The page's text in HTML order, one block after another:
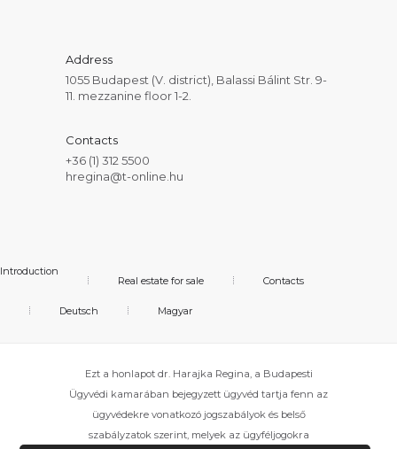
Address
1055 Budapest (V. district), Balassi Bálint Str. 9-
11. mezzanine floor 1-2.
Contacts
+36 (1) 312 5500
hregina@t-online.hu
Introduction
Real estate for sale Contacts
Deutsch Magyar
Ezt a honlapot dr. Harajka Regina, a Budapesti
Ügyvédi kamarában bejegyzett ügyvéd tartja fenn az
ügyvédekre vonatkozó jogszabályok és belső
szabályzatok szerint, melyek az ügyféljogokra